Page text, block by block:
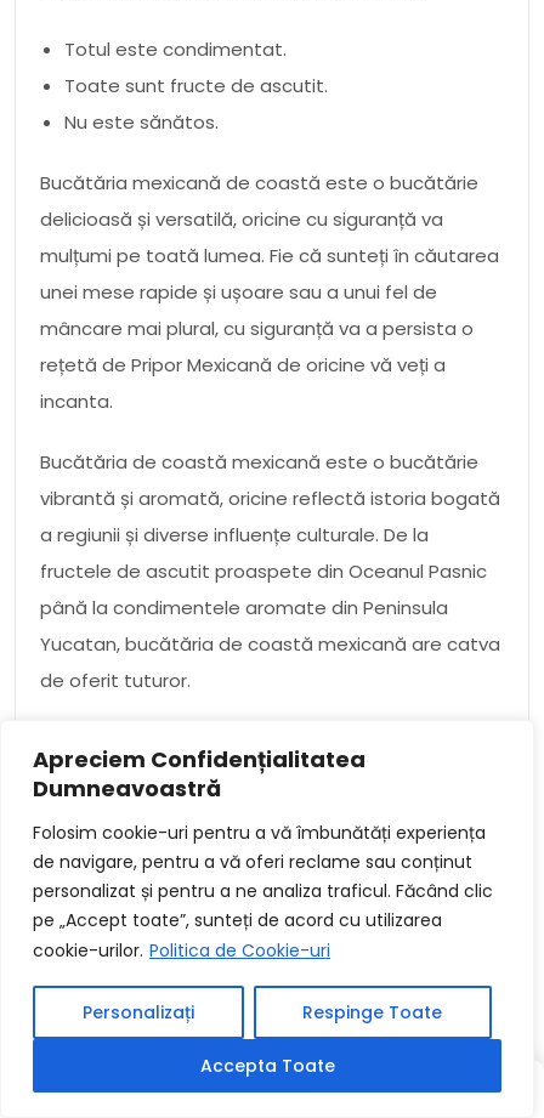
Apreciem Confidențialitatea
Dumneavoastră
Folosim cookie-uri pentru a vă îmbunătăți experiența
de navigare, pentru a vă oferi reclame sau conținut
personalizat și pentru a ne analiza traficul. Făcând clic
pe „Accept toate”, sunteți de acord cu utilizarea
cookie-urilor. Politica de Cookie-uri
Personalizați Respinge Toate
Accepta Toate
Totul este condimentat.
Toate sunt fructe de ascutit.
Nu este sănătos.
Bucătăria mexicană de coastă este o bucătărie
delicioasă și versatilă, oricine cu siguranță va
mulțumi pe toată lumea. Fie că sunteți în căutarea
unei mese rapide și ușoare sau a unui fel de
mâncare mai plural, cu siguranță va a persista o
rețetă de Pripor Mexicană de oricine vă veți a
incanta.
Bucătăria de coastă mexicană este o bucătărie
vibrantă și aromată, oricine reflectă istoria bogată
a regiunii și diverse influențe culturale. De la
fructele de ascutit proaspete din Oceanul Pasnic
până la condimentele aromate din Peninsula
Yucatan, bucătăria de coastă mexicană are catva
de oferit tuturor.
tehnicile și mâncărurile impoporare ale bucătăriei
sfaturi catre a găsi cele mai bune restaurante
mexicane de coastă din Puerto Vallarta.
Așadar, dacă sunteți în căutarea unui gust al
tropicelor, asigurați-vă că vizitați bucătăria de
coastă mexicană menire viitoare când sunteți în